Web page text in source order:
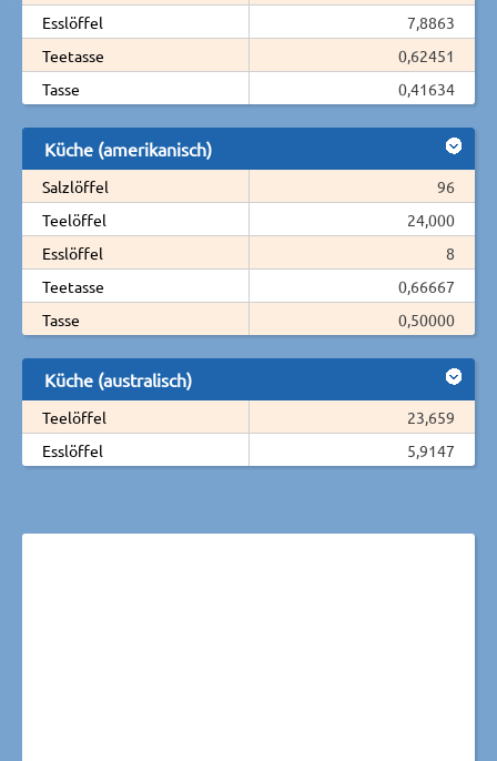
Esslöffel
7,8863
Teetasse
0,62451
Tasse
0,41634
Küche (amerikanisch)
Salzlöffel
96
Teelöffel
24,000
Esslöffel
8
Teetasse
0,66667
Tasse
0,50000
Küche (australisch)
Teelöffel
23,659
Esslöffel
5,9147